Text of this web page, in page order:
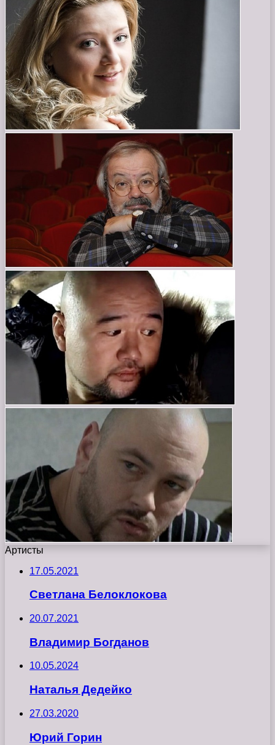
Артисты
17.05.2021
Светлана Белоклокова
20.07.2021
Владимир Богданов
10.05.2024
Наталья Дедейко
27.03.2020
Юрий Горин